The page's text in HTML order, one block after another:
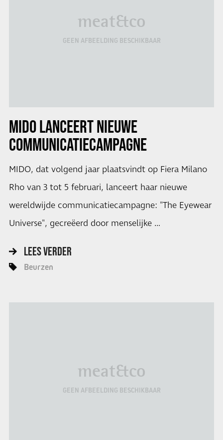
meat&co
GEEN AFBEELDING BESCHIKBAAR
MIDOLANCEERT NIEUWE
COMMUNICATIECAMPAGNE
MIDO, dat volgend jaar plaatsvindt op Fiera Milano
Rho van 3 tot 5 februari, lanceert haar nieuwe
wereldwijde communicatiecampagne: "The Eyewear
Universe", gecreëerd door menselijke …
LEES VERDER
Beurzen
meat&co
GEEN AFBEELDING BESCHIKBAAR